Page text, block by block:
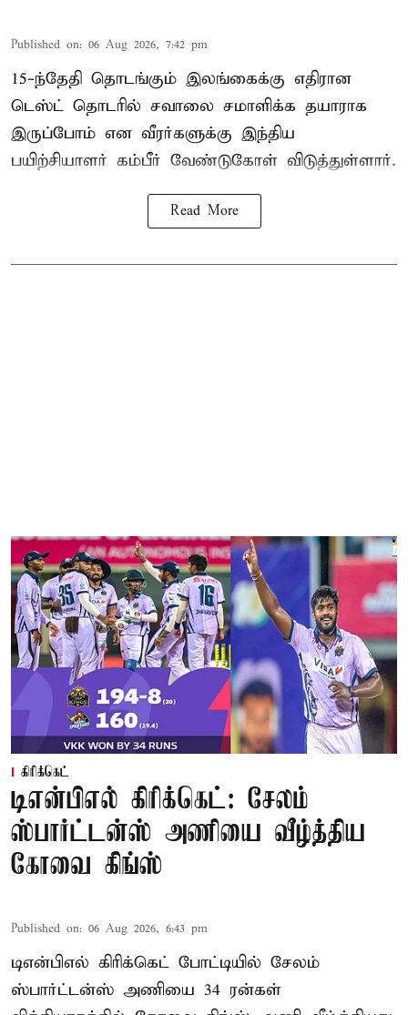
Published on: 06 Aug 2026, 7:42 pm
15-ந்தேதி தொடங்கும் இலங்கைக்கு எதிரான
டெஸ்ட் தொடரில் சவாலை சமாளிக்க தயாராக
இருப்போம் என வீரர்களுக்கு இந்திய
பயிற்சியாளர் கம்பீர் வேண்டுகோள் விடுத்துள்ளார்.
Read More
கிரிக்கெட்
டிஎன்பிஎல் கிரிக்கெட்: சேலம்
ஸ்பார்ட்டன்ஸ் அணியை வீழ்த்திய
கோவை கிங்ஸ்
Published on: 06 Aug 2026, 6:43 pm
டிஎன்பிஎல் கிரிக்கெட் போட்டியில் சேலம்
ஸ்பார்ட்டன்ஸ் அணியை 34 ரன்கள்